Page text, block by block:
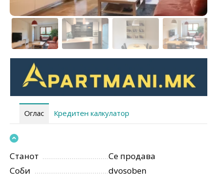
Оглас Кредитен калкулатор
Станот
Се продава
Соби
dvosoben